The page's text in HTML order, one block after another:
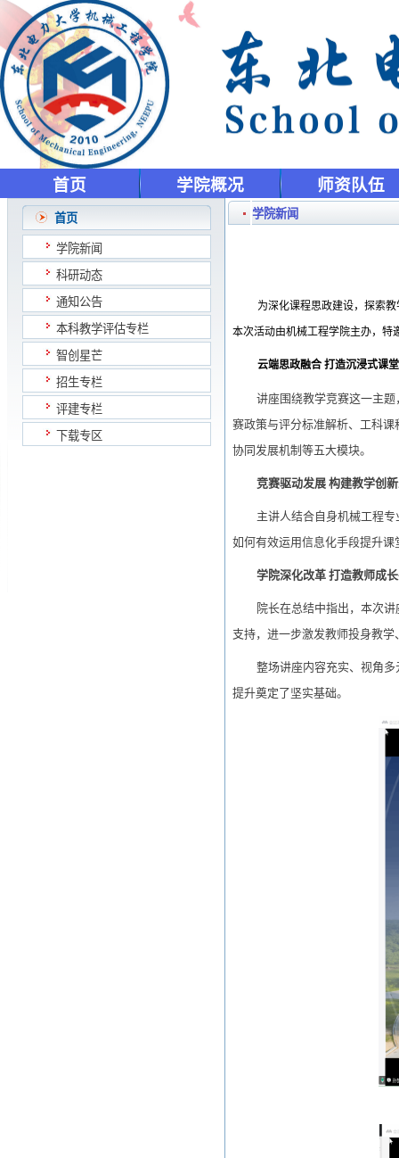
首页 学院概况 师资队伍
首页
学院新闻
科研动态
通知公告
本科教学评估专栏
智创星芒
招生专栏
评建专栏
下载专区
学院新闻
为深化课程思政建设，探索
本次活动由机械工程学院主办，特
云端思政融合 打造沉浸式课堂
讲座围绕教学竞赛这一主
赛政策与评分标准解析、工科
协同发展机制等五大模块。
竞赛驱动发展 构建教学创
主讲人结合自身机械工程
如何有效运用信息化手段提升
学院深化改革 打造教师成
院长在总结中指出，本次
支持，进一步激发教师投身教
整场讲座内容充实、视角
提升奠定了坚实基础。